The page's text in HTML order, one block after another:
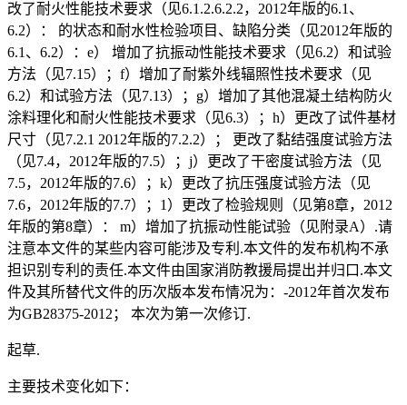
改了耐火性能技术要求（见6.1.2.6.2.2，2012年版的6.1、
6.2）： 的状态和耐水性检验项目、缺陷分类（见2012年版的
6.1、6.2）：e） 增加了抗振动性能技术要求（见6.2）和试验
方法（见7.15）；f）增加了耐紫外线辐照性技术要求（见
6.2）和试验方法（见7.13）；g）增加了其他混凝土结构防火
涂料理化和耐火性能技术要求（见6.3）；h）更改了试件基材
尺寸（见7.2.1 2012年版的7.2.2）； 更改了黏结强度试验方法
（见7.4，2012年版的7.5）；j）更改了干密度试验方法（见
7.5，2012年版的7.6）；k）更改了抗压强度试验方法（见
7.6，2012年版的7.7）；1）更改了检验规则（见第8章，2012
年版的第8章）： m）增加了抗振动性能试验（见附录A）.请
注意本文件的某些内容可能涉及专利.本文件的发布机构不承
担识别专利的责任.本文件由国家消防教援局提出并归口.本文
件及其所替代文件的历次版本发布情况为：-2012年首次发布
为GB28375-2012； 本次为第一次修订.
起草.
主要技术变化如下：